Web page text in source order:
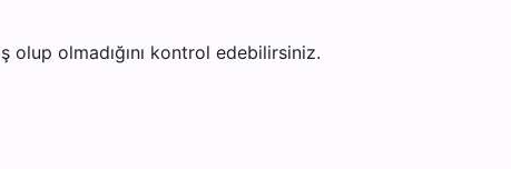
olup olmadığını kontrol edebilirsiniz.